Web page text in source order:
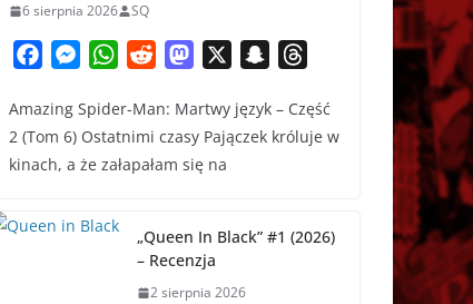
6 sierpnia 2026 SQ
c
e
b
o
M
s
s
e
g
W
a
t
s
p
d
d
i
M
s
t
o
o
n
a
p
a
r
e
s
Amazing Spider-Man: Martwy język – Część
2 (Tom 6) Ostatnimi czasy Pajączek króluje w
kinach, a że załapałam się na
„Queen In Black” #1 (2026)
– Recenzja
2 sierpnia 2026